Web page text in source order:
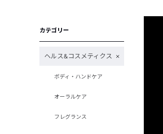
カテゴリー
ヘルス&コスメティクス
ボディ・ハンドケア
オーラルケア
フレグランス